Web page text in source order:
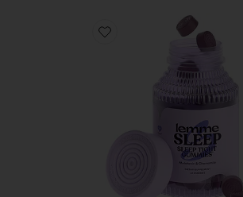
Favorite ВИТАМИННЫЕ